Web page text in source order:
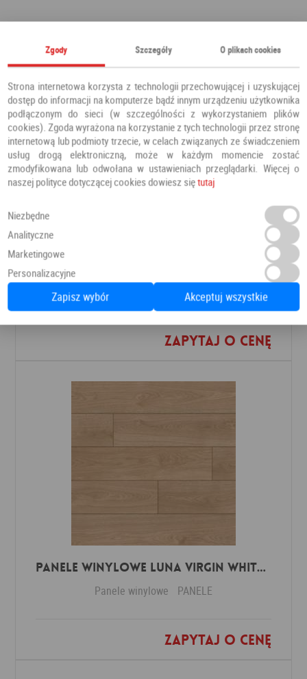
Polecamy również
Panele winylowe PANELE
Zapytaj o cenę
Dodaj do ulubionych
Panele winylowe Luna virgin white 57588 Klasa 34 3 mm
Panele winylowe PANELE
Zapytaj o cenę
Dodaj do ulubionych
Zgody Szczegóły O plikach cookies
Strona internetowa korzysta z technologii przechowującej i uzyskującej
dostęp do informacji na komputerze bądź innym urządzeniu użytkownika
podłączonym do sieci (w szczególności z wykorzystaniem plików
cookies). Zgoda wyrażona na korzystanie z tych technologii przez stronę
internetową lub podmioty trzecie, w celach związanych ze świadczeniem
usług drogą elektroniczną, może w każdym momencie zostać
zmodyfikowana lub odwołana w ustawieniach przeglądarki. Więcej o
naszej polityce dotyczącej cookies dowiesz siętutaj
Niezbędne
Analityczne
Marketingowe
Personalizacyjne
Zapisz wybór Akceptuj wszystkie